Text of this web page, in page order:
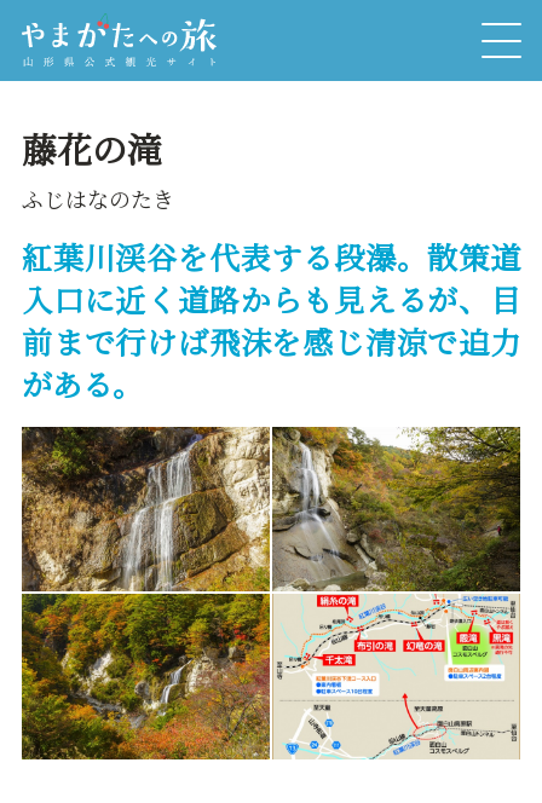
藤花の滝
ふじはなのたき
紅葉川渓谷を代表する段瀑。散策道
入口に近く道路からも見えるが、目
前まで行けば飛沫を感じ清涼で迫力
がある。